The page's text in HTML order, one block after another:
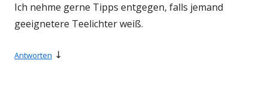
Ich nehme gerne Tipps entgegen, falls jemand
geeignetere Teelichter weiß.
Antworten ↓